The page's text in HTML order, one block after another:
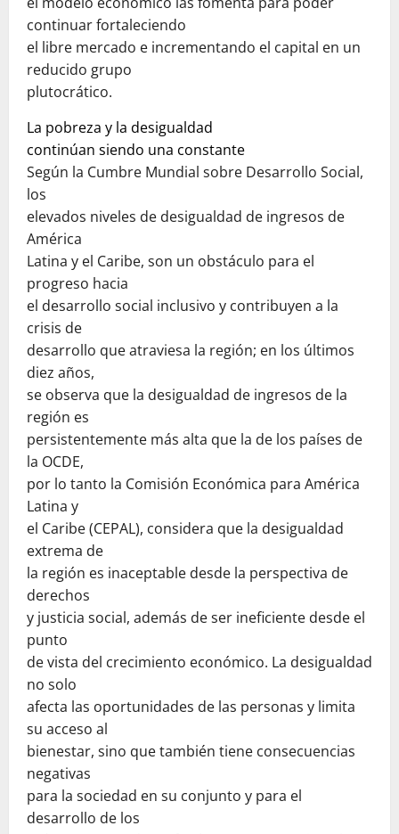
continuar fortaleciendo
el libre mercado e incrementando el capital en un
reducido grupo
plutocrático.
La pobreza y la desigualdad
continúan siendo una constante
Según la Cumbre Mundial sobre Desarrollo Social,
los
elevados niveles de desigualdad de ingresos de
América
Latina y el Caribe, son un obstáculo para el
progreso hacia
el desarrollo social inclusivo y contribuyen a la
crisis de
desarrollo que atraviesa la región; en los últimos
diez años,
se observa que la desigualdad de ingresos de la
región es
persistentemente más alta que la de los países de
la OCDE,
por lo tanto la Comisión Económica para América
Latina y
el Caribe (CEPAL), considera que la desigualdad
extrema de
la región es inaceptable desde la perspectiva de
derechos
y justicia social, además de ser ineficiente desde el
punto
de vista del crecimiento económico. La desigualdad
no solo
afecta las oportunidades de las personas y limita
su acceso al
bienestar, sino que también tiene consecuencias
negativas
para la sociedad en su conjunto y para el
desarrollo de los